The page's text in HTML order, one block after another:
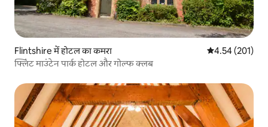
Flintshire में होटल का कमरा औसत रेटिंग 5 में से
4.54 (201)
फ्लिंट माउंटेन पार्क होटल और गोल्फ क्लब